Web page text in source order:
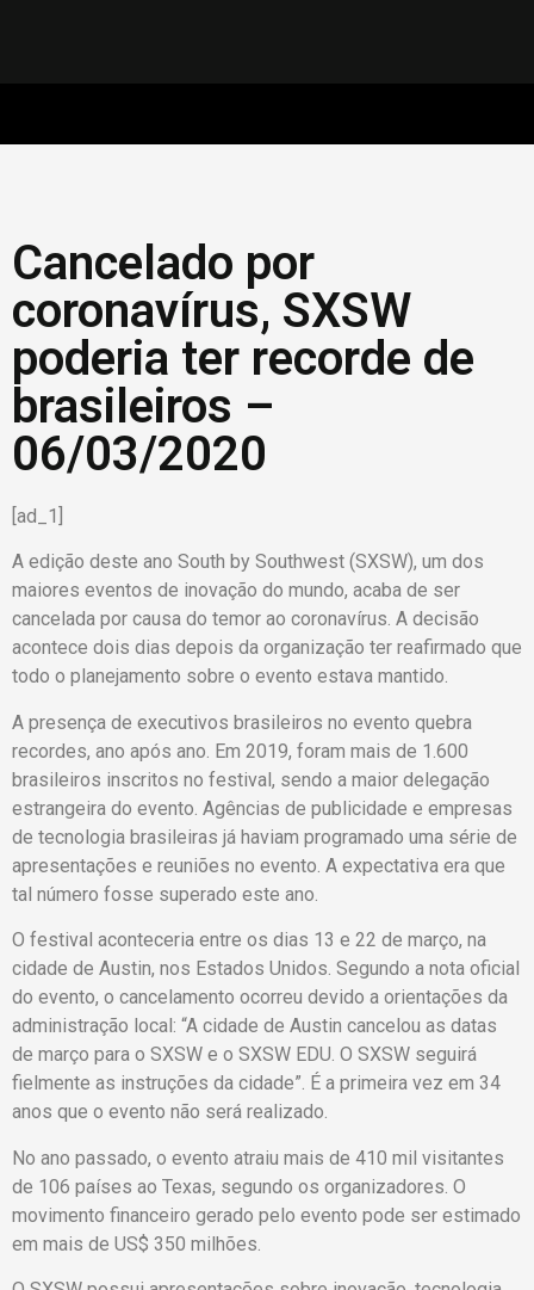
Cancelado por
coronavírus, SXSW
poderia ter recorde de
brasileiros –
06/03/2020
[ad_1]
A edição deste ano South by Southwest (SXSW), um dos
maiores eventos de inovação do mundo, acaba de ser
cancelada por causa do temor ao coronavírus. A decisão
acontece dois dias depois da organização ter reafirmado que
todo o planejamento sobre o evento estava mantido.
A presença de executivos brasileiros no evento quebra
recordes, ano após ano. Em 2019, foram mais de 1.600
brasileiros inscritos no festival, sendo a maior delegação
estrangeira do evento. Agências de publicidade e empresas
de tecnologia brasileiras já haviam programado uma série de
apresentações e reuniões no evento. A expectativa era que
tal número fosse superado este ano.
O festival aconteceria entre os dias 13 e 22 de março, na
cidade de Austin, nos Estados Unidos. Segundo a nota oficial
do evento, o cancelamento ocorreu devido a orientações da
administração local: “A cidade de Austin cancelou as datas
de março para o SXSW e o SXSW EDU. O SXSW seguirá
fielmente as instruções da cidade”. É a primeira vez em 34
anos que o evento não será realizado.
No ano passado, o evento atraiu mais de 410 mil visitantes
de 106 países ao Texas, segundo os organizadores. O
movimento financeiro gerado pelo evento pode ser estimado
em mais de US$ 350 milhões.